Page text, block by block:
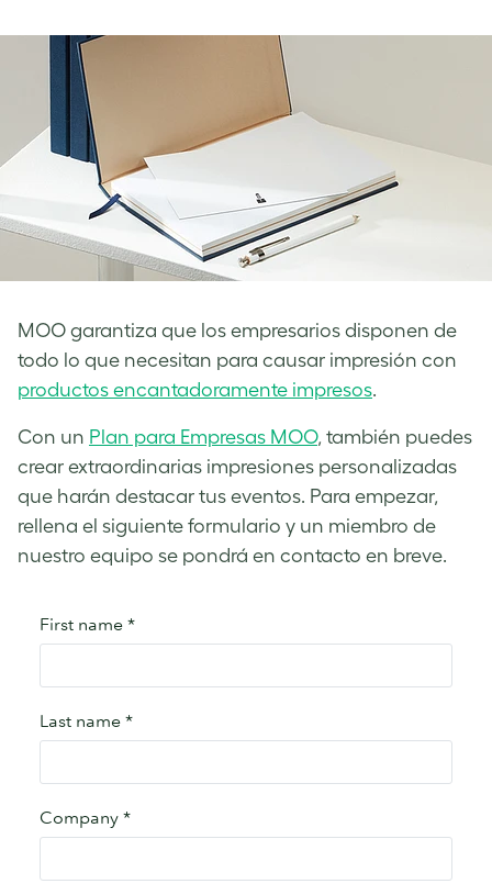
MOO garantiza que los empresarios disponen de
todo lo que necesitan para causar impresión con
productos encantadoramente impresos.
Con un Plan para Empresas MOO, también puedes
crear extraordinarias impresiones personalizadas
que harán destacar tus eventos. Para empezar,
rellena el siguiente formulario y un miembro de
nuestro equipo se pondrá en contacto en breve.